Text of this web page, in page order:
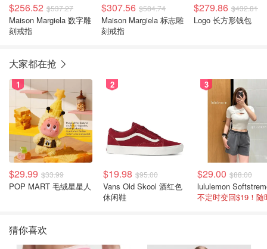
$256.52 $537.27
Maison Margiela 数字雕
刻戒指
$307.56 $584.74
Maison Margiela 标志雕
刻戒指
$279.86 $432.81
Logo 长方形钱包
大家都在抢
1
$29.99 $33.99
POP MART 毛绒星星人
2
$19.98 $95.00
Vans Old Skool 酒红色
休闲鞋
3
$29.00 $88.00
猜你喜欢